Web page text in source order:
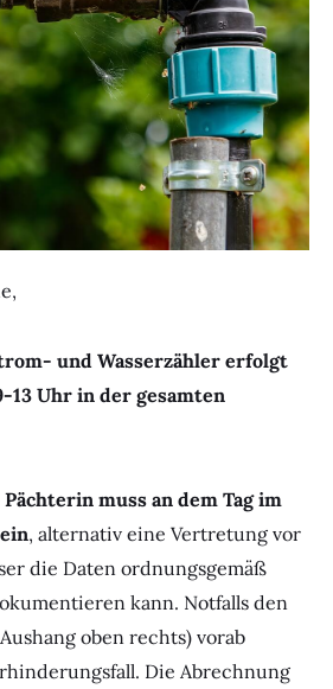
und Wasserzähler erfolgt
13 Uhr in der gesamten
muss an dem Tag im
, alternativ eine Vertretung vor
die Daten ordnungsgemäß
kann. Notfalls den
oben rechts) vorab
Die Abrechnung